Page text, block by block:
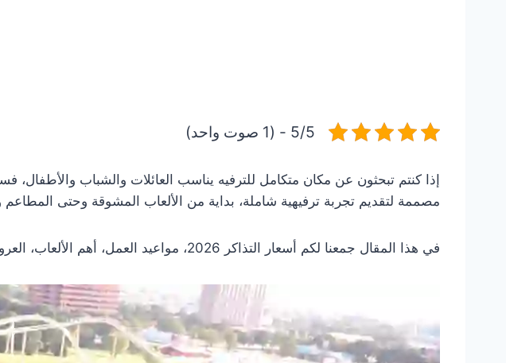
5/5 - (1 صوت واحد)
إذا كنتم تبحثون عن مكان متكامل للترفيه يناسب العائلات والشباب والأطفال،
مصممة لتقديم تجربة ترفيهية شاملة، بداية من الألعاب المشوقة وحتى المطاعم
في هذا المقال جمعنا لكم أسعار التذاكر 2026، مواعيد العمل، أهم الألعاب، العروض، وطرق الوصول بطريقة عملية تساعدكم قبل التخطيط لزيارتكم.